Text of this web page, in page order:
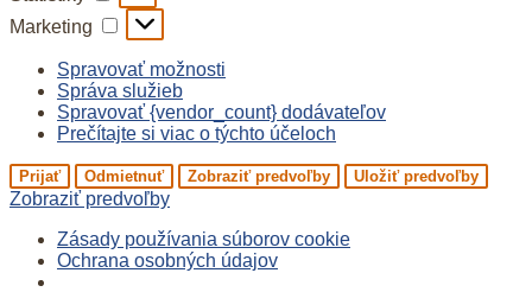
Marketing Marketing
Spravovať možnosti
Správa služieb
Spravovať {vendor_count} dodávateľov
Prečítajte si viac o týchto účeloch
Prijať Odmietnuť Zobraziť predvoľby Uložiť predvoľby
Zobraziť predvoľby
Zásady používania súborov cookie
Ochrana osobných údajov